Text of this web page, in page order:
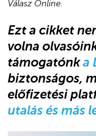
Válasz Online.
Ezt a cikket
volna
támogatónka
biztonságos,
előfizetési
utalás és más